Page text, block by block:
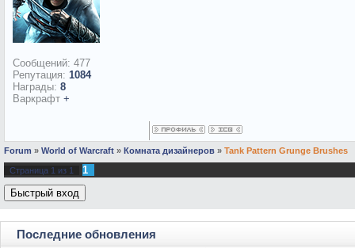
Сообщений: 477
Репутация: 1084
Награды: 8
Варкрафт +
Forum » World of Warcraft » Комната дизайнеров » Tank Pattern Grunge Brushes
Страница 1 из 1 1
Последние обновления